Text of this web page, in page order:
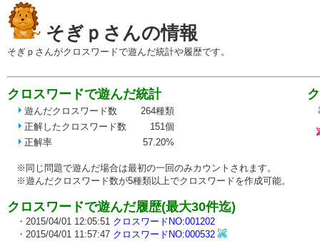
そぎｐさんの情報
そぎｐさんがクロスワードで遊んだ統計や履歴です。
クロスワードで遊んだ統計
遊んだクロスワード数
264種類
正解したクロスワード数
151個
正解率
57.20%
※同じ問題で遊んだ場合は最初の一回のみカウントされます。
※遊んだクロスワード数が5種類以上でクロスワードを作成可能。
クロスワードで遊んだ履歴(最大30件迄)
・2015/04/01 12:05:51 クロスワードNO:001202
・2015/04/01 11:57:47 クロスワードNO:000532